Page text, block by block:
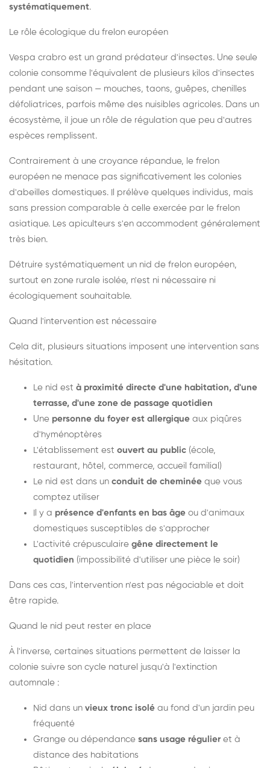
systématiquement.
Le rôle écologique du frelon européen
Vespa crabro est un grand prédateur d'insectes. Une seule
colonie consomme l'équivalent de plusieurs kilos d'insectes
pendant une saison — mouches, taons, guêpes, chenilles
défoliatrices, parfois même des nuisibles agricoles. Dans un
écosystème, il joue un rôle de régulation que peu d'autres
espèces remplissent.
Contrairement à une croyance répandue, le frelon
européen ne menace pas significativement les colonies
d'abeilles domestiques. Il prélève quelques individus, mais
sans pression comparable à celle exercée par le frelon
asiatique. Les apiculteurs s'en accommodent généralement
très bien.
Détruire systématiquement un nid de frelon européen,
surtout en zone rurale isolée, n'est ni nécessaire ni
écologiquement souhaitable.
Quand l'intervention est nécessaire
Cela dit, plusieurs situations imposent une intervention sans
hésitation.
Le nid est à proximité directe d'une habitation, d'une
terrasse, d'une zone de passage quotidien
Une personne du foyer est allergique aux piqûres
d'hyménoptères
L'établissement est ouvert au public (école,
restaurant, hôtel, commerce, accueil familial)
Le nid est dans un conduit de cheminée que vous
comptez utiliser
Il y a présence d'enfants en bas âge ou d'animaux
domestiques susceptibles de s'approcher
L'activité crépusculaire gêne directement le
quotidien (impossibilité d'utiliser une pièce le soir)
Dans ces cas, l'intervention n'est pas négociable et doit
être rapide.
Quand le nid peut rester en place
À l'inverse, certaines situations permettent de laisser la
colonie suivre son cycle naturel jusqu'à l'extinction
automnale :
Nid dans un vieux tronc isolé au fond d'un jardin peu
fréquenté
Grange ou dépendance sans usage régulier et à
distance des habitations